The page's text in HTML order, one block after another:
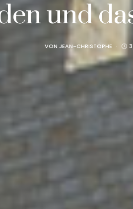
und
VON JEAN-CHRISTOPHE